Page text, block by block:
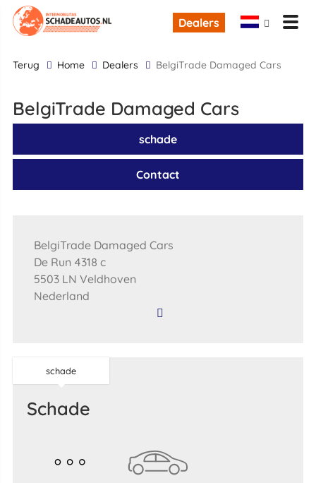
Dealers
terug Home Dealers BelgiTrade Damaged Cars
BelgiTrade Damaged Cars
schade
Contact
BelgiTrade Damaged Cars
De Run 4318 c
5503 LN Veldhoven
Nederland
schade
schade